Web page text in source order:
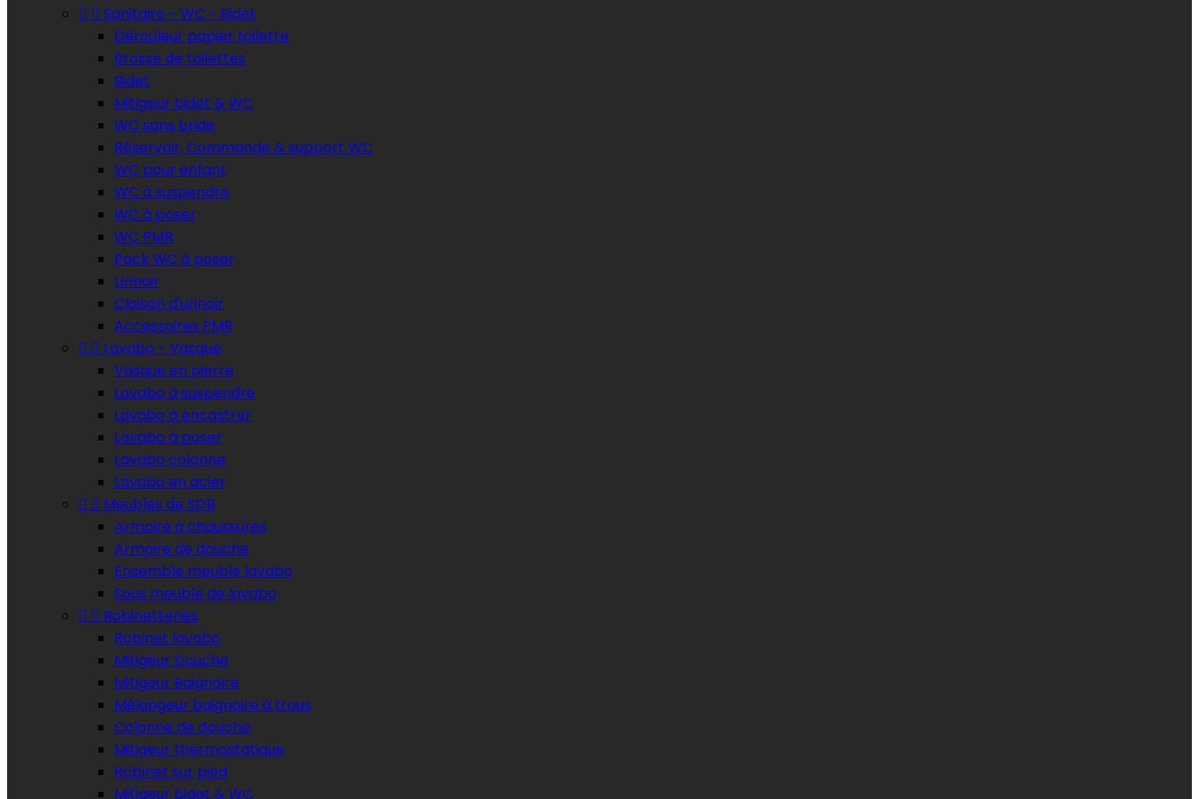
  Sanitaire - WC - Bidet
Dérouleur papier toilette
Brosse de toilettes
Bidet
Mitigeur bidet & WC
WC sans bride
Réservoir, Commande & support WC
WC pour enfant
WC à suspendre
WC à poser
WC PMR
Pack WC à poser
Urinoir
Cloison d'urinoir
Accessoires PMR
  Lavabo - Vasque
Vasque en pierre
Lavabo à suspendre
Lavabo à encastrer
Lavabo à poser
Lavabo colonne
Lavabo en acier
  Meubles de SDB
Armoire à chaussures
Armoire de douche
Ensemble meuble lavabo
Sous meuble de lavabo
  Robinetteries
Robinet lavabo
Mitigeur Douche
Mitigeur Baignoire
Mélangeur baignoire à trous
Colonne de douche
Mitigeur thermostatique
Robinet sur pied
Mitigeur bidet & WC